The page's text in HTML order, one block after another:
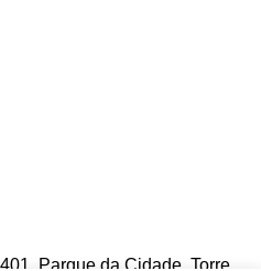
Parque da Cidade, Torre